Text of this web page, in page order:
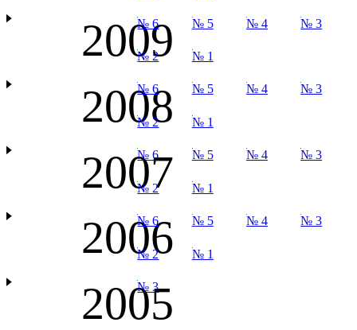
2009
№ 6 № 5 № 4 № 3
№ 2 № 1
2008
№ 6 № 5 № 4 № 3
№ 2 № 1
2007
№ 6 № 5 № 4 № 3
№ 2 № 1
2006
№ 6 № 5 № 4 № 3
№ 2 № 1
2005
№ 3